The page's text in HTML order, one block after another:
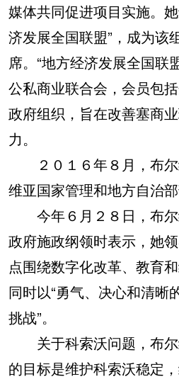
媒体共同促进项目实施。
济发展全国联盟”，成为该
席。“地方经济发展全国联
公私商业联合会，会员包
政府组织，旨在改善塞商
力。
２０１６年８月，布尔
维亚国家管理和地方自治部
今年６月２８日，布尔
政府施政纲领时表示，她
点围绕数字化改革、教育
同时以“勇气、决心和清晰
挑战”。
关于科索沃问题，布尔
的目标是维护科索沃稳定